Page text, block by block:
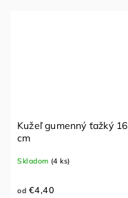
Kužeľ gumenný ťažký 16
cm
Skladom (4 ks)
od €4,40